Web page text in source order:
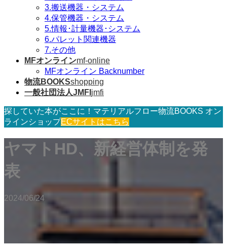
3.搬送機器・システム
4.保管機器・システム
5.情報･計量機器･システム
6.パレット関連機器
7.その他
MFオンラインmf-online
MFオンライン Backnumber
物流BOOKSshopping
一般社団法人JMFI jmfi
探していた本がここに！マテリアルフロー物流BOOKS オン
ラインショップECサイトはこちら
ヤマトHD、新経営体制を発
表
2024/06/24